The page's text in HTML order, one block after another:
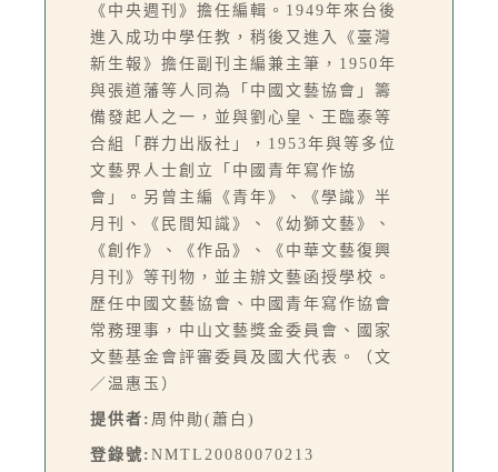
《中央週刊》擔任編輯。1949年來台後
進入成功中學任教，稍後又進入《臺灣
新生報》擔任副刊主編兼主筆，1950年
與張道藩等人同為「中國文藝協會」籌
備發起人之一，並與劉心皇、王臨泰等
合組「群力出版社」，1953年與等多位
文藝界人士創立「中國青年寫作協
會」。另曾主編《青年》、《學識》半
月刊、《民間知識》、《幼獅文藝》、
《創作》、《作品》、《中華文藝復興
月刊》等刊物，並主辦文藝函授學校。
歷任中國文藝協會、中國青年寫作協會
常務理事，中山文藝獎金委員會、國家
文藝基金會評審委員及國大代表。（文
／温惠玉）
提供者: 周仲勛(蕭白)
登錄號: NMTL20080070213